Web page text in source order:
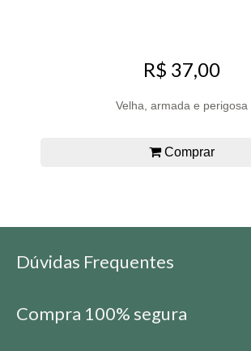
R$ 37,00
Velha, armada e perigosa
Comprar
Dúvidas Frequentes
Compra 100% segura